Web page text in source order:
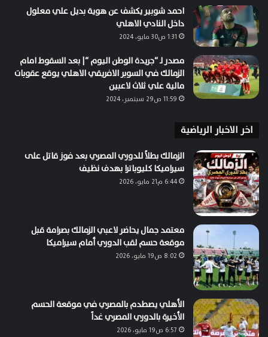
احمد شوبير يكشف عن هوية بديل علي معلول
داخل النادي الاهلي
1:31 ص30 مايو، 2024
مصدر لـ “جريدة الوطن اليوم “| بعد السقوط امام
الزمالك في السوبر الافريقي الاهلي يوقع عقوبات
مالية علي ثلاث لاعبين
11:59 ص29 سبتمبر، 2024
اخر الاخبار الرياضية
الزمالك بطلاً للدوري المصري بعد فوز قاتل على
سيراميكا كليوباترا بهدف نظيف
6:44 م21 مايو، 2026
معتمد جمال يحاضر لاعبي الزمالك بصرامة قبل
موقعة حسم لقب الدوري أمام سيراميكا
8:02 ص19 مايو، 2026
الأهلي يصطدم بالمصري في موقعة الحسم
الأخيرة بالدوري المصري غداً
6:57 ص19 مايو، 2026